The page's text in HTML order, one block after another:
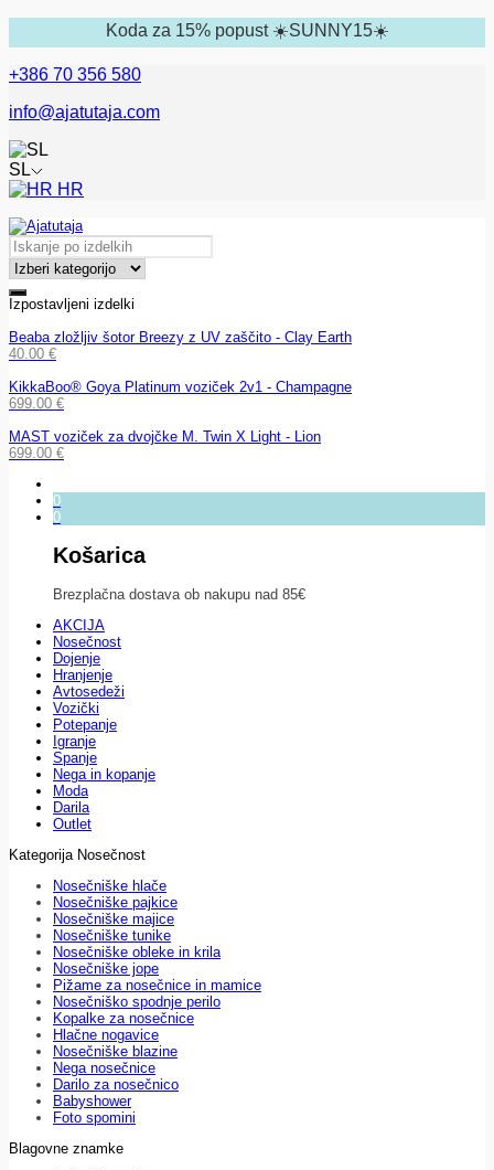
Koda za 15% popust ☀️SUNNY15☀️
+386 70 356 580
info@ajatutaja.com
SL
HR
Izpostavljeni izdelki
Beaba zložljiv šotor Breezy z UV zaščito - Clay Earth
40.00 €
KikkaBoo® Goya Platinum voziček 2v1 - Champagne
699.00 €
MAST voziček za dvojčke M. Twin X Light - Lion
699.00 €
0
0
Košarica
Brezplačna dostava ob nakupu nad 85€
AKCIJA
Nosečnost
Dojenje
Hranjenje
Avtosedeži
Vozički
Potepanje
Igranje
Spanje
Nega in kopanje
Moda
Darila
Outlet
Kategorija Nosečnost
Nosečniške hlače
Nosečniške pajkice
Nosečniške majice
Nosečniške tunike
Nosečniške obleke in krila
Nosečniške jope
Pižame za nosečnice in mamice
Nosečniško spodnje perilo
Kopalke za nosečnice
Hlačne nogavice
Nosečniške blazine
Nega nosečnice
Darilo za nosečnico
Babyshower
Foto spomini
Blagovne znamke